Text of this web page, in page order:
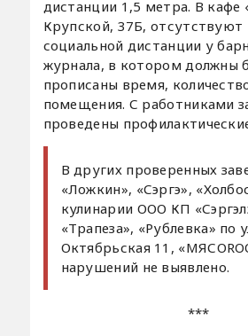
дистанции 1,5 метра. В кафе
Крупской, 37Б, отсутствуют
социальной дистанции у
журнала, в котором должны
прописаны время,
помещения. С работниками
проведены
В других проверенных
«Ложкин», «Сэргэ»,
кулинарии ООО КП
«Трапеза», «Рублевка» по
Октябрьская 11,
нарушений не выявлено.
***